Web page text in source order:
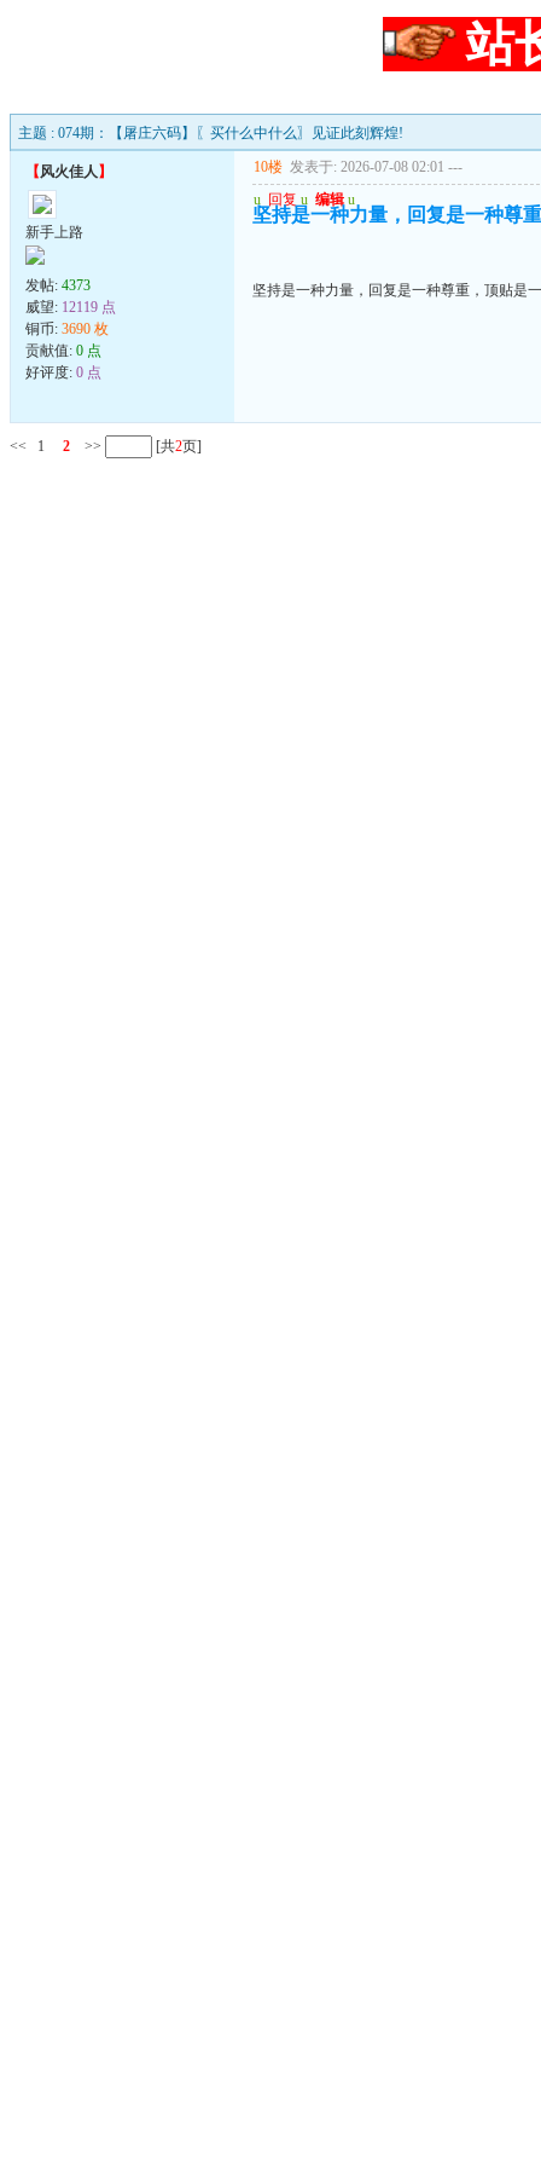
站
主题 : 074期：【屠庄六码】〖买什么中什么〗见证此刻辉煌!
【风火佳人 】
新手上路
发帖: 4373
威望: 12119 点
铜币: 3690 枚
贡献值: 0 点
好评度: 0 点
10楼 发表于: 2026-07-08 02:01 ---
u 回复 u 编辑 u
坚持是一种力量，回复是一种尊
坚持是一种力量，回复是一种尊重，顶贴是
<< 1 2 >> [共2页]